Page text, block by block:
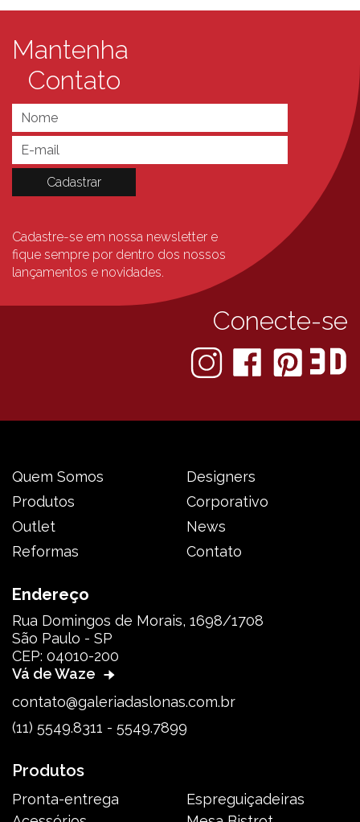
Mantenha
Contato
Cadastre-se em nossa newsletter e
fique sempre por dentro dos nossos
lançamentos e novidades.
Conecte-se
Quem Somos
Produtos
Outlet
Reformas
Designers
Corporativo
News
Contato
Endereço
Rua Domingos de Morais, 1698/1708
São Paulo - SP
CEP: 04010-200
Vá de Waze
contato@galeriadaslonas.com.br
(11) 5549.8311 - 5549.7899
Produtos
Pronta-entrega
Espreguiçadeiras